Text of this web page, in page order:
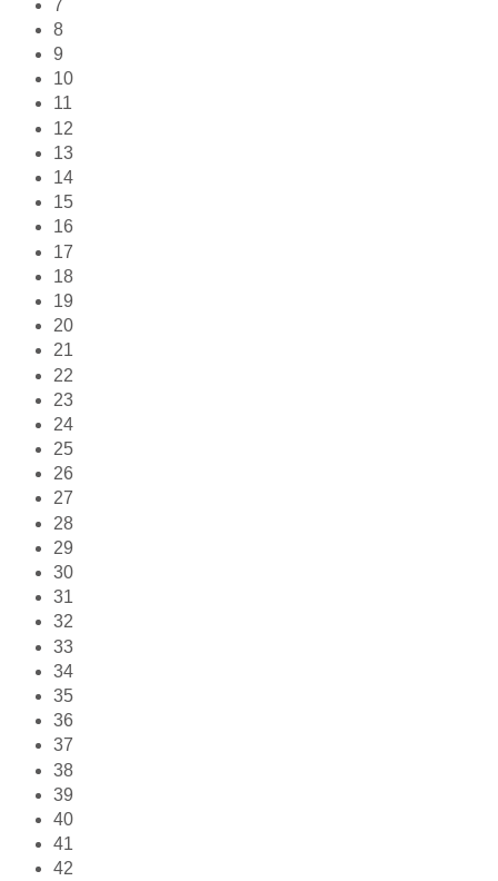
7
8
9
10
11
12
13
14
15
16
17
18
19
20
21
22
23
24
25
26
27
28
29
30
31
32
33
34
35
36
37
38
39
40
41
42